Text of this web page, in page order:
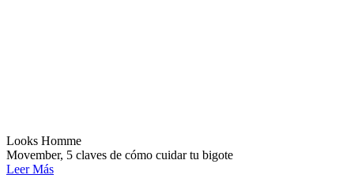
Looks Homme
Movember, 5 claves de cómo cuidar tu bigote
Leer Más